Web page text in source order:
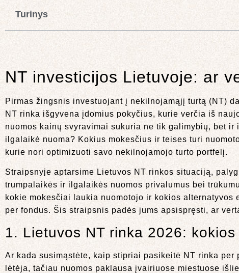
Turinys
NT investicijos Lietuvoje: ar
Pirmas žingsnis investuojant į nekilnojamąjį turtą (NT)
NT rinka išgyvena įdomius pokyčius, kurie verčia iš
nuomos kainų svyravimai sukuria ne tik galimybių, bet
ilgalaikė nuoma? Kokius mokesčius ir teises turi
kurie nori optimizuoti savo nekilnojamojo turto portfelį.
Straipsnyje aptarsime Lietuvos NT rinkos situaciją,
trumpalaikės ir ilgalaikės nuomos privalumus bei
kokie mokesčiai laukia nuomotojo ir kokios
per fondus. Šis straipsnis padės jums apsispręsti, ar
1. Lietuvos NT rinka 2026:
Ar kada susimąstėte, kaip stipriai pasikeitė NT rinka
lėtėja, tačiau nuomos paklausa įvairiuose miestuose